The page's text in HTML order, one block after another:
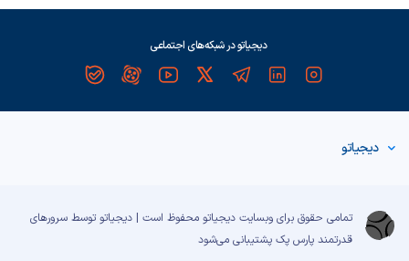
دیجیاتو در شبکه‌های اجتماعی
دیجیاتو
تمامی حقوق برای وبسایت دیجیاتو محفوظ است | دیجیاتو توسط سرورهای
قدرتمند پارس پک پشتیبانی می‌شود